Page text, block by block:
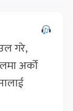
गरे,
अर्को